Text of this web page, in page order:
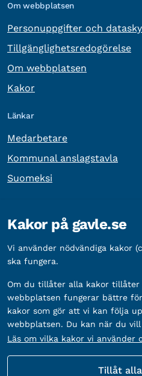
Om webbplatsen
Personuppgifter och
Tillgänglighetsredogörelse
Om webbplatsen
Kakor
Länkar
Medarbetare
Kommunal anslagstavla
Suomeksi
Organisationsnummer:
Bankgironummer: 5888-2333
Kakor på gavle.se
Vi använder nödvändiga kakor
ska fungera.
Om du tillåter alla kakor tillåter
webbplatsen fungerar bättre
kakor som gör att vi kan följa
webbplatsen. Du kan när du
Läs om vilka kakor vi använder
Tillåt